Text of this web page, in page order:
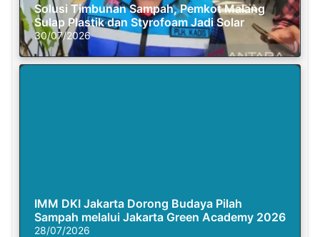
Solusi Timbunan Sampah, Pemkot Malang
Sulap Plastik dan Styrofoam Jadi Solar
30/07/2026
IMM DKI Jakarta Dorong Budaya Pilah
Sampah melalui Jakarta Green Academy 2026
28/07/2026